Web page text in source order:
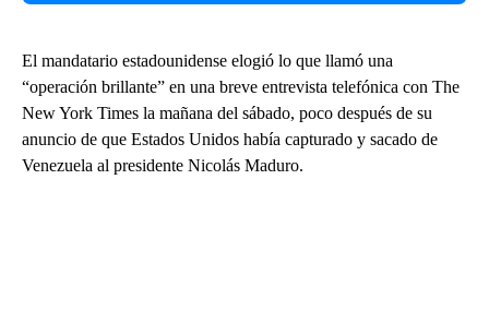
El mandatario estadounidense elogió lo que llamó una
“operación brillante” en una breve entrevista telefónica con The
New York Times la mañana del sábado, poco después de su
anuncio de que Estados Unidos había capturado y sacado de
Venezuela al presidente Nicolás Maduro.